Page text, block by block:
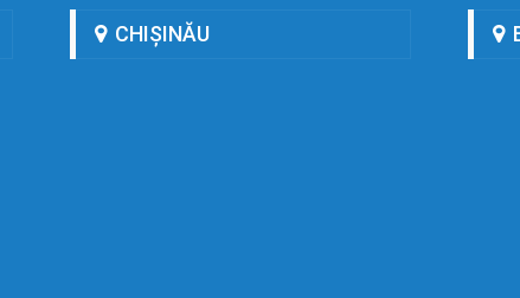
CHIȘINĂU